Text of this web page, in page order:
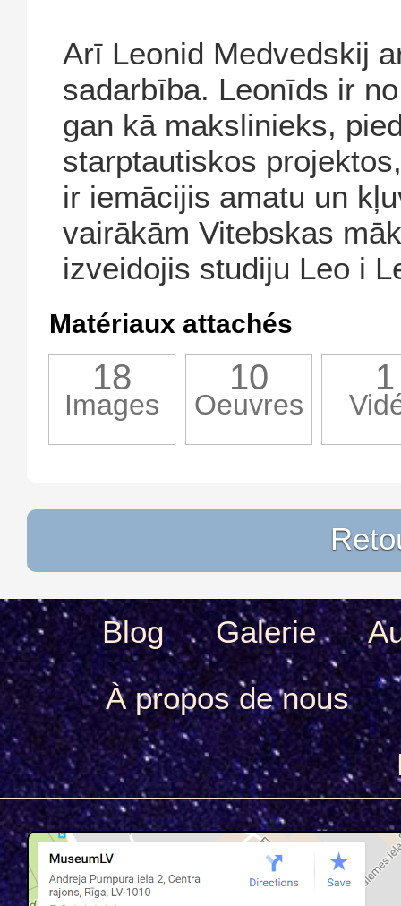
Arī Leonid Medvedskij
sadarbība. Leonīds ir
gan kā makslinieks,
starptautiskos
ir iemācijis amatu un
vairākām Vitebskas
izveidojis studiju Leo i
Matériaux attachés
18
Images
10
Oeuvres
1
Blog Galerie
À propos de nous